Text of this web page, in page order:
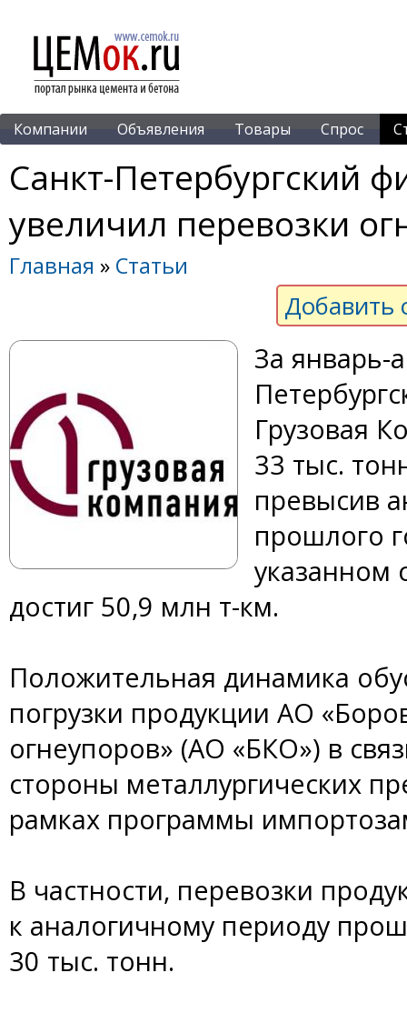
Компании Объявления Товары Спрос
Санкт-Петербургский
увеличил перевозки
Главная » Статьи
Добавить
За январь-
Грузовая
33 тыс.
превысив
прошлого
указанном
достиг 50,9 млн т-км.
Положительная динамика
погрузки продукции АО
огнеупоров» (АО «БКО») в
стороны металлургических
рамках программы
В частности, перевозки
к аналогичному периоду
30 тыс. тонн.